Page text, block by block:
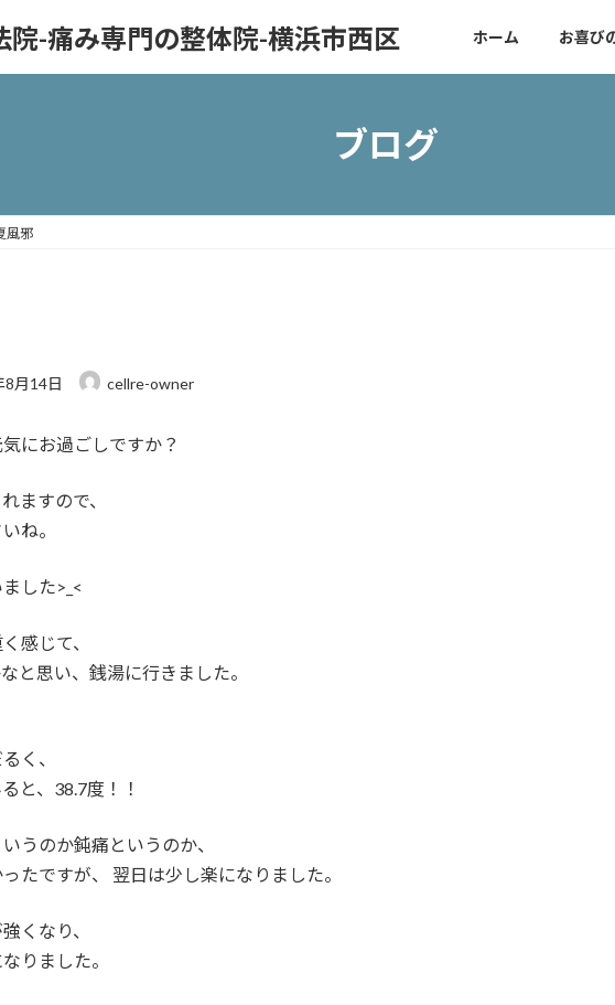
院-痛み専門の整体院-横浜市西区 ホーム お喜び
ブログ
風邪
8月14日 cellre-owner
にお過ごしですか？
ますので、
ね。
した>_<
感じて、
と思い、銭湯に行きました。
く、
と、38.7度！！
うのか鈍痛というのか、
たですが、 翌日は少し楽になりました。
くなり、
りました。